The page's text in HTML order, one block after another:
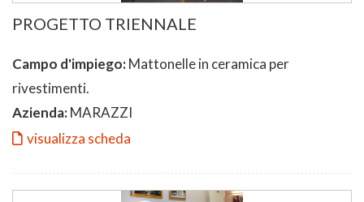
PROGETTO TRIENNALE
Campo d'impiego:Mattonelle in ceramica per
rivestimenti.
Azienda:MARAZZI
visualizza scheda